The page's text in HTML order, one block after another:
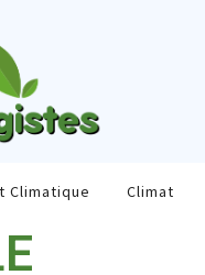
Climatique Climat